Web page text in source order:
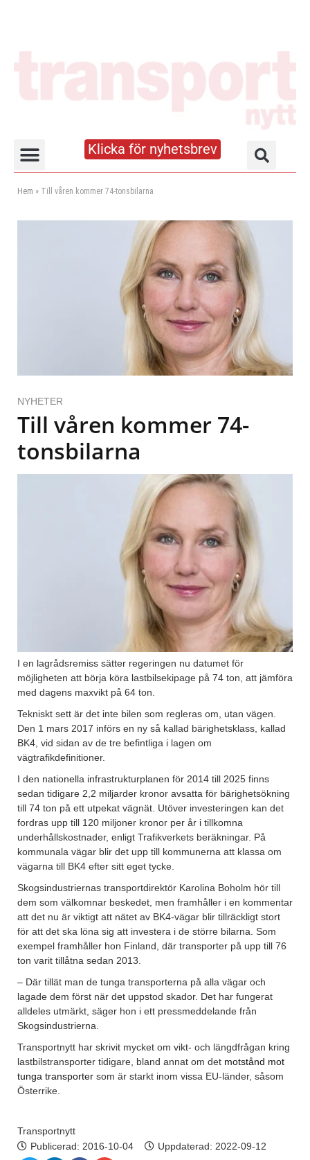
Klicka för nyhetsbrev
Hem » Till våren kommer 74-tonsbilarna
NYHETER
Till våren kommer 74-
tonsbilarna
I en lagrådsremiss sätter regeringen nu datumet för
möjligheten att börja köra lastbilsekipage på 74 ton, att jämföra
med dagens maxvikt på 64 ton.
Tekniskt sett är det inte bilen som regleras om, utan vägen.
Den 1 mars 2017 införs en ny så kallad bärighetsklass, kallad
BK4, vid sidan av de tre befintliga i lagen om
vägtrafikdefinitioner.
I den nationella infrastrukturplanen för 2014 till 2025 finns
sedan tidigare 2,2 miljarder kronor avsatta för bärighetsökning
till 74 ton på ett utpekat vägnät. Utöver investeringen kan det
fordras upp till 120 miljoner kronor per år i tillkomna
underhållskostnader, enligt Trafikverkets beräkningar. På
kommunala vägar blir det upp till kommunerna att klassa om
vägarna till BK4 efter sitt eget tycke.
Skogsindustriernas transportdirektör Karolina Boholm hör till
dem som välkomnar beskedet, men framhåller i en kommentar
att det nu är viktigt att nätet av BK4-vägar blir tillräckligt stort
för att det ska löna sig att investera i de större bilarna. Som
exempel framhåller hon Finland, där transporter på upp till 76
ton varit tillåtna sedan 2013.
– Där tillät man de tunga transporterna på alla vägar och
lagade dem först när det uppstod skador. Det har fungerat
alldeles utmärkt, säger hon i ett pressmeddelande från
Skogsindustrierna.
Transportnytt har skrivit mycket om vikt- och längdfrågan kring
lastbilstransporter tidigare, bland annat om det motstånd mot
tunga transporter som är starkt inom vissa EU-länder, såsom
Österrike.
Transportnytt
Publicerad: 2016-10-04 Uppdaterad: 2022-09-12